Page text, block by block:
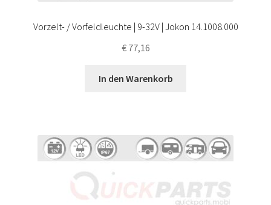
Vorzelt- / Vorfeldleuchte | 9-32V | Jokon 14.1008.000
€77,16
In den Warenkorb